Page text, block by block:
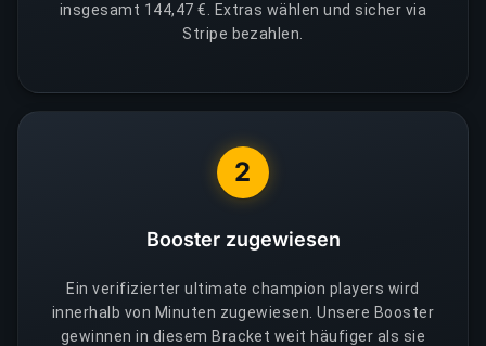
insgesamt 144,47 €. Extras wählen und sicher via
Stripe bezahlen.
2
Booster zugewiesen
Ein verifizierter ultimate champion players wird
innerhalb von Minuten zugewiesen. Unsere Booster
gewinnen in diesem Bracket weit häufiger als sie